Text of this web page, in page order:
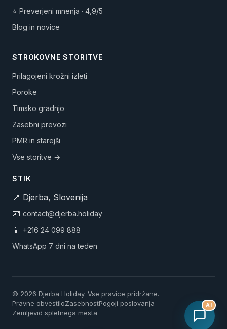
⭐ Preverjeni mnenja · 4,9/5
Blog in novice
STROKOVNE STORITVE
Prilagojeni krožni izleti
Poroke
Timsko gradnjo
Zasebni prevozi
PMR in starejši
Vse storitve →
STIK
📍 Djerba, Slovenija
📧 contact@djerba.holiday
📱
+216 24 099 888
WhatsApp 7 dni na teden
© 2026 Djerba Holiday. Vse pravice pridržane.
Pravne obvestiloZasebnostPogoji poslovanja
Zemljevid spletnega mesta
AI